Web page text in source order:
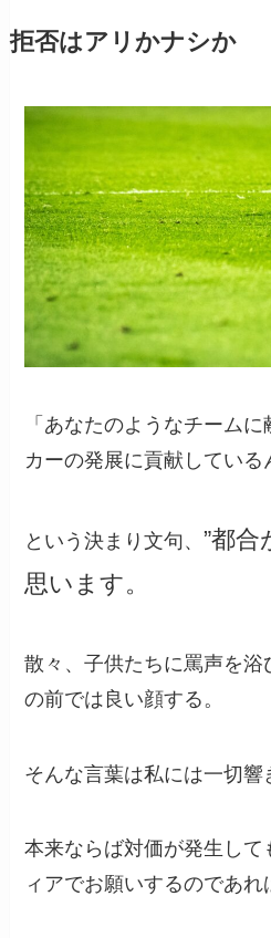
拒否はアリかナシか
「あなたのようなチーム
カーの発展に貢献している
という決まり文句、”都合
思います。
散々、子供たちに罵声を
の前では良い顔する。
そんな言葉は私には一切響
本来ならば対価が発生し
ィアでお願いするのであれ